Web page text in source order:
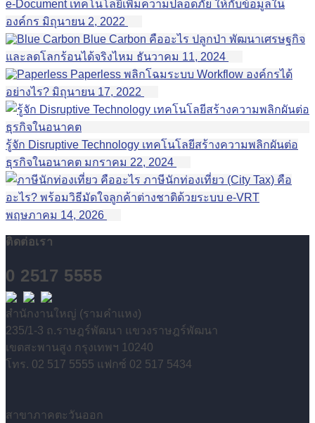
e-Document เทคโนโลยีเพิ่มความปลอดภัย ให้กับข้อมูลใน
องค์กร มิถุนายน 2, 2022
Blue Carbon คืออะไร ปลูกป่า พัฒนาเศรษฐกิจ
และลดโลกร้อนได้จริงไหม ธันวาคม 11, 2024
Paperless พลิกโฉมระบบ Workflow องค์กรได้
อย่างไร? มิถุนายน 17, 2022
รู้จัก Disruptive Technology เทคโนโลยีสร้างความพลิกผันต่อ
ธุรกิจในอนาคต มกราคม 22, 2024
ภาษีนักท่องเที่ยว (City Tax) คือ
อะไร? พร้อมวิธีมัดใจลูกค้าต่างชาติด้วยระบบ e-VRT
พฤษภาคม 14, 2026
ติดต่อเรา
0 2517 5555
สำนักงานใหญ่ (รามคำแหง)
235/1-3 ถ.ราษฎร์พัฒนา แขวงราษฎร์พัฒนา
เขตสะพานสูง กรุงเทพฯ 10240
โทร. 02 517 5555 แฟกซ์ 02 517 5434
สาขาภาคตะวันออก